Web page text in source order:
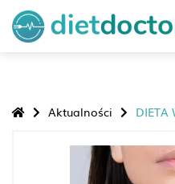
Aktualności DIETA